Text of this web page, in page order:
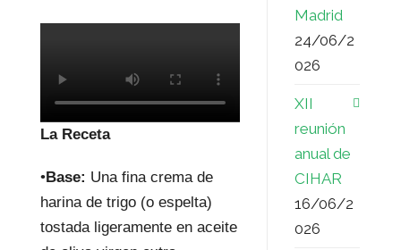
La Receta
•Base: Una fina crema de
harina de trigo (o espelta)
tostada ligeramente en aceite
Madrid
24/06/2
026
XII
reunión
anual de
CIHAR
16/06/2
026